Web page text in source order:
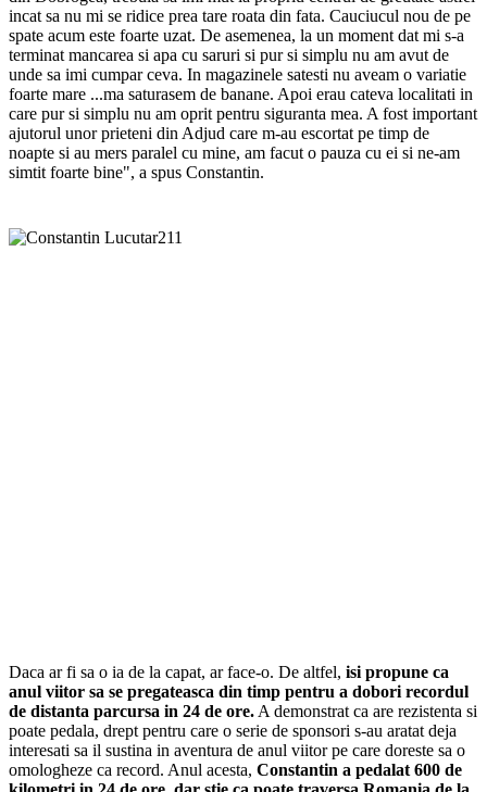
incat sa nu mi se ridice prea tare roata din fata. Cauciucul nou de pe
spate acum este foarte uzat. De asemenea, la un moment dat mi s-a
terminat mancarea si apa cu saruri si pur si simplu nu am avut de
unde sa imi cumpar ceva. In magazinele satesti nu aveam o variatie
foarte mare ...ma saturasem de banane. Apoi erau cateva localitati in
care pur si simplu nu am oprit pentru siguranta mea. A fost important
ajutorul unor prieteni din Adjud care m-au escortat pe timp de
noapte si au mers paralel cu mine, am facut o pauza cu ei si ne-am
simtit foarte bine", a spus Constantin.
Daca ar fi sa o ia de la capat, ar face-o. De altfel, isi propune ca
anul viitor sa se pregateasca din timp pentru a dobori recordul
de distanta parcursa in 24 de ore. A demonstrat ca are rezistenta si
poate pedala, drept pentru care o serie de sponsori s-au aratat deja
interesati sa il sustina in aventura de anul viitor pe care doreste sa o
omologheze ca record. Anul acesta, Constantin a pedalat 600 de